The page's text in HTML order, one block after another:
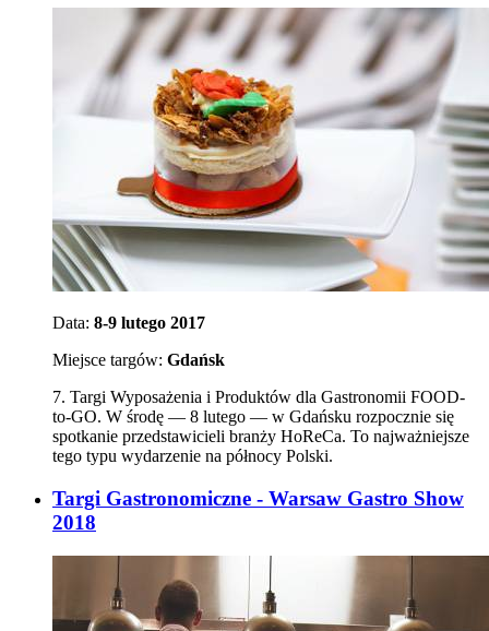
Data: 8-9 lutego 2017
Miejsce targów: Gdańsk
7. Targi Wyposażenia i Produktów dla Gastronomii FOOD-
to-GO. W środę — 8 lutego — w Gdańsku rozpocznie się
spotkanie przedstawicieli branży HoReCa. To najważniejsze
tego typu wydarzenie na północy Polski.
Targi Gastronomiczne - Warsaw Gastro Show
2018